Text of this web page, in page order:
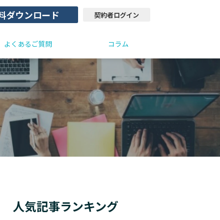
ウンロード 契約者ログイン
よくあるご質問 コラム
人気記事ランキング